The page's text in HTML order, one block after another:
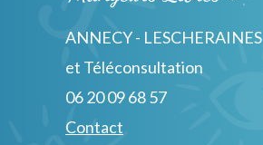
ANNECY - LESCHERAINES
et Téléconsultation
06 20 09 68 57
Contact